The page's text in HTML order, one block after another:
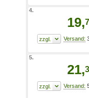
4.
19,
5.
21,